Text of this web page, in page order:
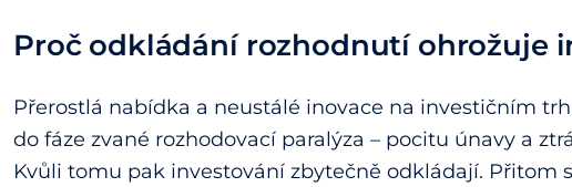
Proč odkládání rozhodnutí ohrožuje
Přerostlá nabídka a neustálé inovace na investičním
do fáze zvané rozhodovací paralýza – pocitu únavy a
Kvůli tomu pak investování zbytečně odkládají. Přitom